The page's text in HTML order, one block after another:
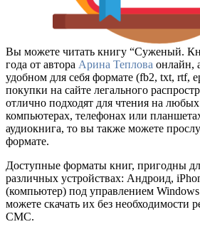
Вы можете читать книгу “Суженый.
года от автора Арина Теплова онлайн,
удобном для себя формате (fb2, txt, rtf,
покупки на сайте легального
отлично подходят для чтения на
компьютерах, телефонах или
аудиокнига, то вы также можете
формате.
Доступные форматы книг, пригодны
различных устройствах: Андроид,
(компьютер) под управлением
можете скачать их без необходимости
СМС.